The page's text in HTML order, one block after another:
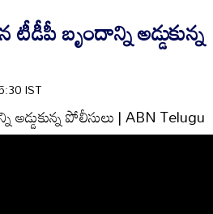
బృందాన్ని అడ్డుకున్న
IST
పోలీసులు | ABN Telugu